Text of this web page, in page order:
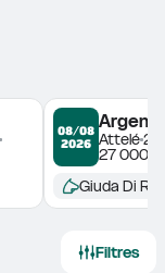
08/08
2026 Attelé2
27 000 €
Giuda Di
Filtres